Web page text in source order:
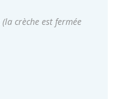
(la crèche est fermée